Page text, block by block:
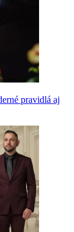
pravidlá aj